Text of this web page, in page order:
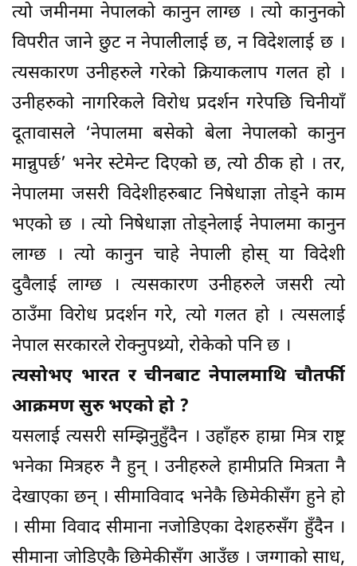
त्यो जमीनमा नेपालको कानुन लाग्छ । त्यो कानुनको
विपरीत जाने छुट न नेपालीलाई छ, न विदेशलाई छ ।
त्यसकारण उनीहरुले गरेको क्रियाकलाप गलत हो ।
उनीहरुको नागरिकले विरोध प्रदर्शन गरेपछि चिनीयाँ
दूतावासले ‘नेपालमा बसेको बेला नेपालको कानुन
मान्नुपर्छ’ भनेर स्टेमेन्ट दिएको छ, त्यो ठीक हो । तर,
नेपालमा जसरी विदेशीहरुबाट निषेधाज्ञा तोड्ने काम
भएको छ । त्यो निषेधाज्ञा तोड्नेलाई नेपालमा कानुन
लाग्छ । त्यो कानुन चाहे नेपाली होस् या विदेशी
दुवैलाई लाग्छ । त्यसकारण उनीहरुले जसरी त्यो
ठाउँमा विरोध प्रदर्शन गरे, त्यो गलत हो । त्यसलाई
नेपाल सरकारले रोक्नुपथ्र्यो, रोकेको पनि छ ।
त्यसोभए भारत र चीनबाट नेपालमाथि चौतर्फी
आक्रमण सुरु भएको हो ?
यसलाई त्यसरी सम्झिनुहुँदैन । उहाँहरु हाम्रा मित्र राष्ट्र
भनेका मित्रहरु नै हुन् । उनीहरुले हामीप्रति मित्रता नै
देखाएका छन् । सीमाविवाद भनेकै छिमेकीसँग हुने हो
। सीमा विवाद सीमाना नजोडिएका देशहरुसँग हुँदैन ।
सीमाना जोडिएकै छिमेकीसँग आउँछ । जग्गाको साध,